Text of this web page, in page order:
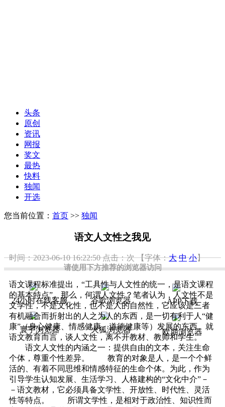
请使用下方推荐的浏览器访问
24小时在线客服 谷歌浏览器 APP下载
寰宇浏览器 火狐浏览器 欧朋浏览器
头条
原创
资讯
网报
奖文
最热
快料
独闻
开选
您当前位置： 首页 >> 独闻
语文人文性之我见
时间：2023-06-10 16:22:50点击：次 【字体：大 中 小】
语文课程标准提出，“工具性与人文性的统一，是语文课程
的基本特点”。那么，何谓人文性？笔者认为，人文性不是
文学性，不是文化性，也不是人的自然性，它应该是三者
有机融合而折射出的人之为人的东西，是一切有利于人“健
康”（身心健康、情感健康、道德健康等）发展的东西。就
语文教育而言，谈人文性，离不开教材、教师和学生。
语文人文性的内涵之一：提供自由的文本，关注生命
个体，尊重个性差异。 教育的对象是人，是一个个鲜
活的、有着不同思维和情感特征的生命个体。为此，作为
引导学生认知发展、生活学习、人格建构的“文化中介”－
－语文教材，它必须具备文学性、开放性、时代性、灵活
性等特点。 所谓文学性，是相对于政治性、知识性而